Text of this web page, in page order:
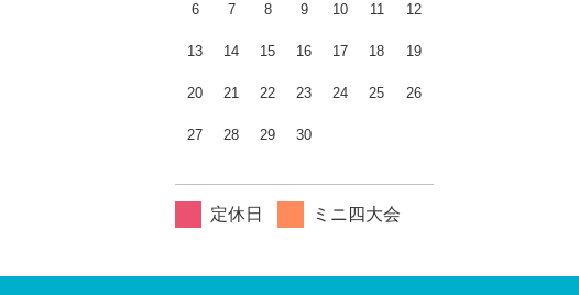
6 7 8 9 10 11 12
13 14 15 16 17 18 19
20 21 22 23 24 25 26
27 28 29 30
定休日 ミニ四大会